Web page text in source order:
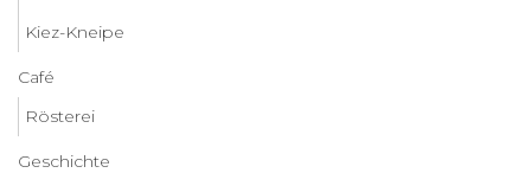
Kiez-Kneipe
Café
Rösterei
Geschichte